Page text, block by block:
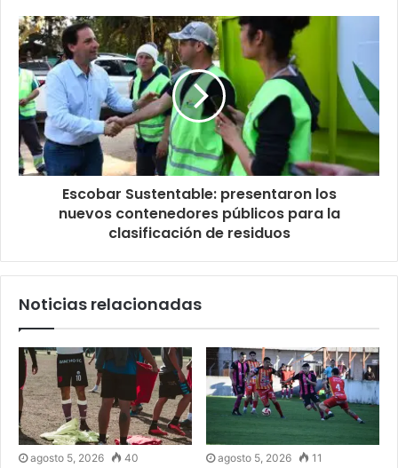
Escobar Sustentable: presentaron los
nuevos contenedores públicos para la
clasificación de residuos
Noticias relacionadas
agosto 5, 2026 40 agosto 5, 2026 11